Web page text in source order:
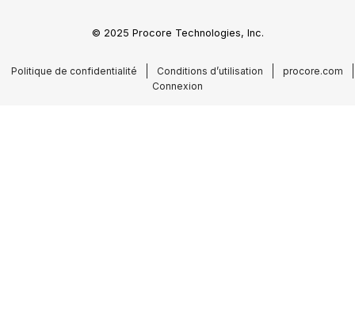
© 2025 Procore Technologies, Inc.
Politique de confidentialité Conditions d’utilisation
procore.com
Connexion